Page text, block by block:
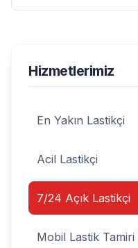
Hizmetlerimiz
En Yakın Lastikçi
Acil Lastikçi
7/24 Açık Lastikçi
Mobil Lastik Tamiri